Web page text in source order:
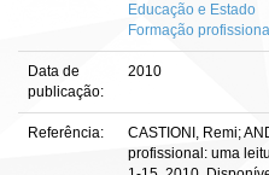
Educação e Estado
Formação profissional
Data de
publicação:
2010
Referência:
CASTIONI, Remi;
profissional: uma